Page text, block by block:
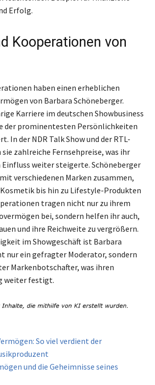
Erfolg.
Kooperationen von
haben einen erheblichen
von Barbara Schöneberger.
Karriere im deutschen Showbusiness
der prominentesten Persönlichkeiten
In der NDR Talk Show und der RTL-
sie zahlreiche Fernsehpreise, was ihr
Einfluss weiter steigerte. Schöneberger
verschiedenen Marken zusammen,
Kosmetik bis hin zu Lifestyle-Produkten
tragen nicht nur zu ihrem
bei, sondern helfen ihr auch,
und ihre Reichweite zu vergrößern.
im Showgeschäft ist Barbara
nur ein gefragter Moderator, sondern
Markenbotschafter, was ihren
weiter festigt.
So viel verdient der
und die Geheimnisse seines